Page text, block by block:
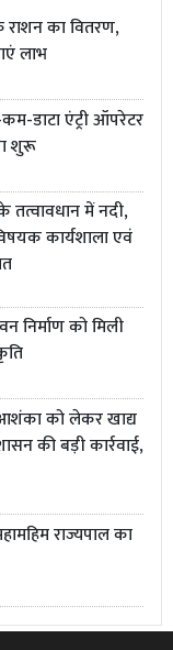
राशन का वितरण,
लाभ
डाटा एंट्री ऑपरेटर
शुरू
तत्वावधान में नदी,
कार्यशाला एवं
निर्माण को मिली
आशंका को लेकर खाद्य
की बड़ी कार्रवाई,
राज्यपाल का